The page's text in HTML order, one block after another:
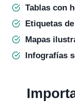
Tablas con
Etiquetas
Mapas
Infografías